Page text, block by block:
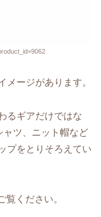
メージがあります。
るギアだけではな
ャツ、ニット帽など
プをとりそろえてい
覧ください。